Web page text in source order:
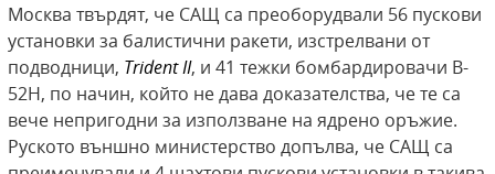
Москва твърдят, че САЩ са преоборудвали 56 пускови
установки за балистични ракети, изстрелвани от
подводници, Trident II, и 41 тежки бомбардировачи B-
52H, по начин, който не дава доказателства, че те са
вече непригодни за използване на ядрено оръжие.
Руското външно министерство допълва, че САЩ са